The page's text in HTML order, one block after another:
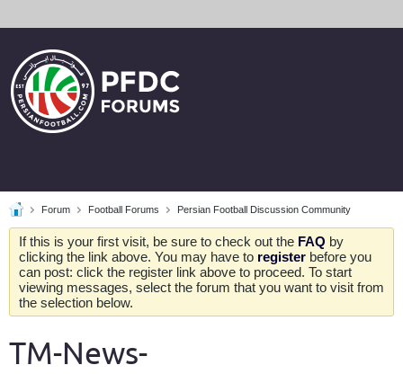
Forum Football Forums Persian Football Discussion Community
If this is your first visit, be sure to check out the FAQ by
clicking the link above. You may have to register before you
can post: click the register link above to proceed. To start
viewing messages, select the forum that you want to visit from
the selection below.
TM-News-